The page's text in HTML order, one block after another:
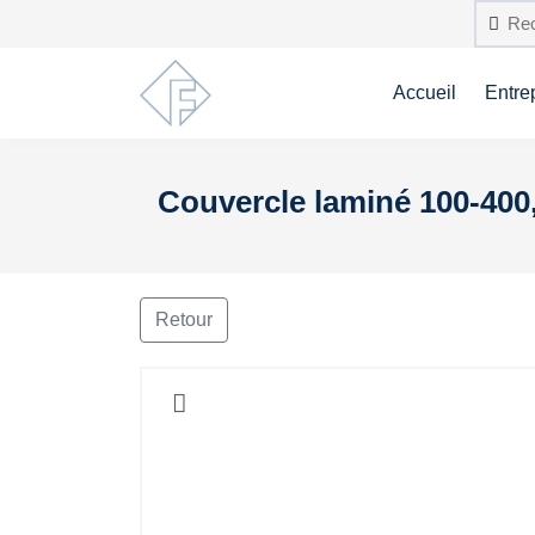
Accueil
Couvercle laminé 100-
Retour